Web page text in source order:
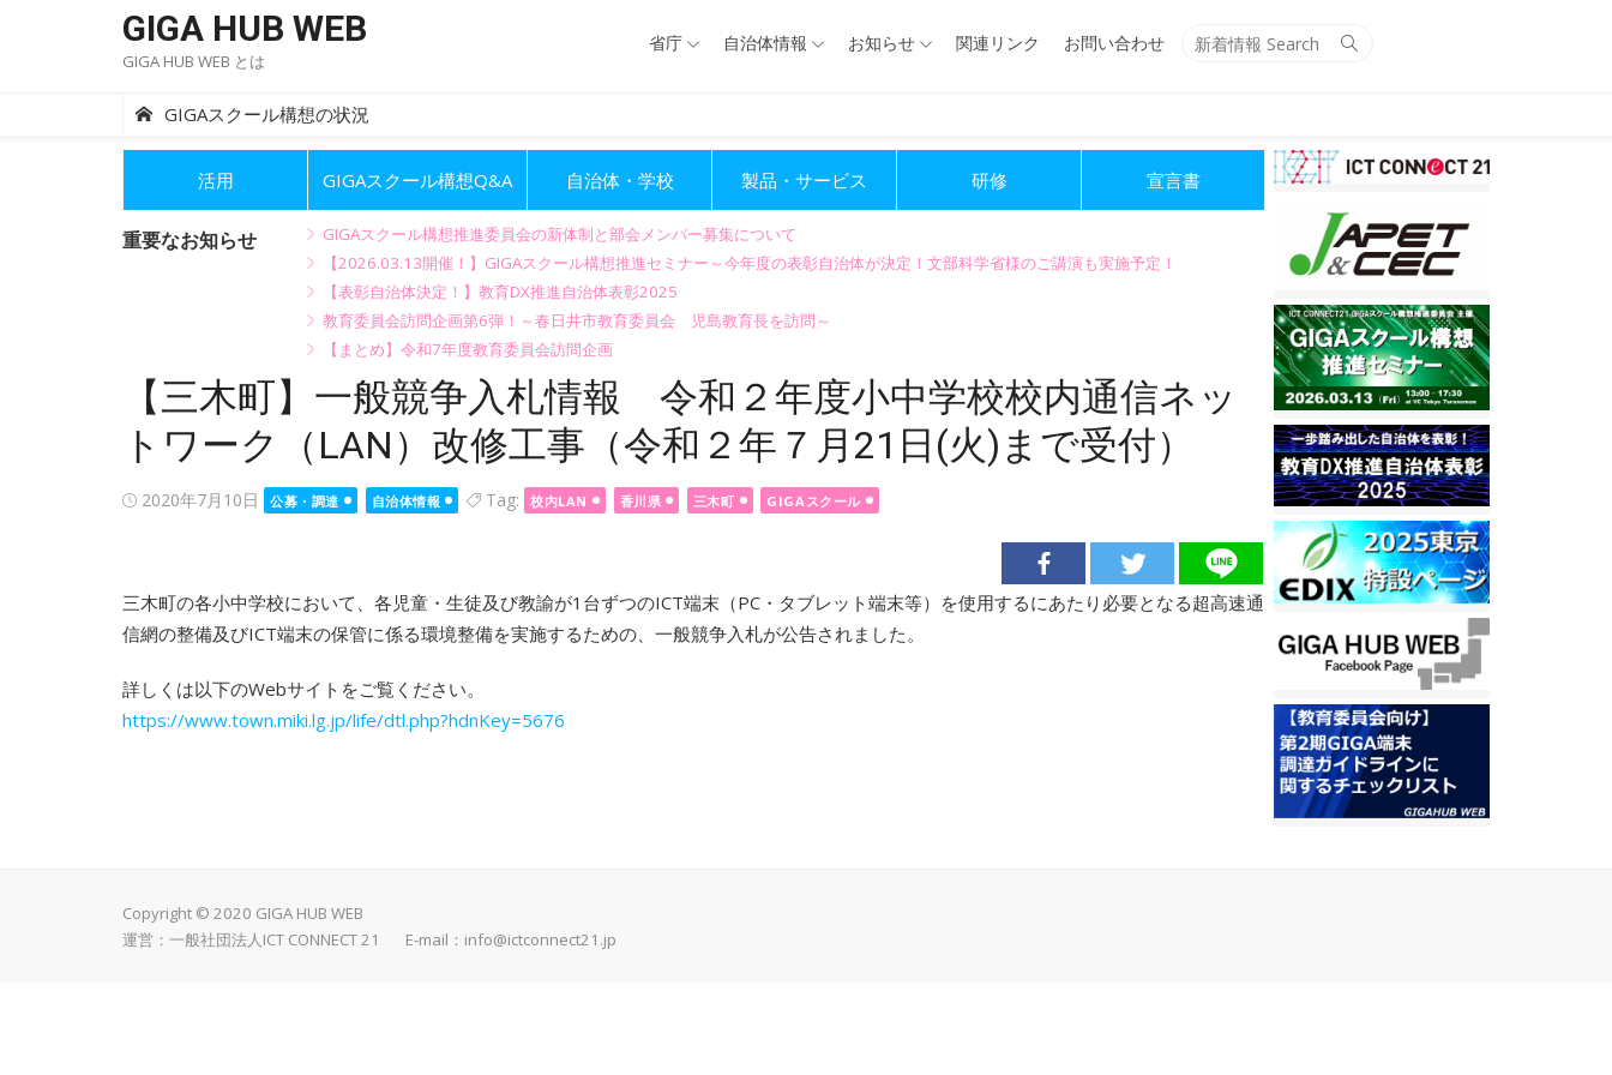
GIGA HUB WEB
GIGA HUB WEB とは
Search
省庁 自治体情報 お知らせ 関連リンク お問い合わせ
GIGAスクール構想の状況
活用 GIGAスクール構想Q&A 自治体・学校 製品・サービス 研修 宣言書
重要なお知らせ
GIGAスクール構想推進委員会の新体制と部会メンバー募集について
【2026.03.13開催！】GIGAスクール構想推進セミナー～今年度の表彰自治体が決定！文部科学省様のご講演も実施予定！
【表彰自治体決定！】教育DX推進自治体表彰2025
教育委員会訪問企画第6弾！～春日井市教育委員会 児島教育長を訪問～
【まとめ】令和7年度教育委員会訪問企画
【三木町】一般競争入札情報 令和２年度小中学校校内通信ネッ
トワーク（LAN）改修工事（令和２年７月21日(火)まで受付）
Posted
2020年7月10日 公募・調達 自治体情報 Tag: 校内LAN 香川県 三木町 GIGAスクール
三木町の各小中学校において、各児童・生徒及び教諭が1台ずつのICT端末（PC・タブレット端末等）を使用するにあたり必要となる超高速通
信網の整備及びICT端末の保管に係る環境整備を実施するための、一般競争入札が公告されました。
詳しくは以下のWebサイトをご覧ください。
https://www.town.miki.lg.jp/life/dtl.php?hdnKey=5676
Copyright © 2020 GIGA HUB WEB
運営：一般社団法人ICT CONNECT 21 E-mail： info@ictconnect21.jp